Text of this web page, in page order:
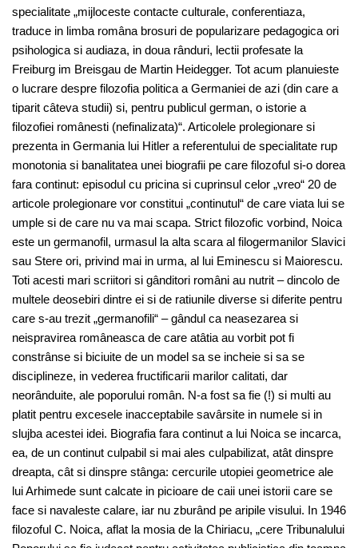
specialitate „mijloceste contacte culturale, conferentiaza,
traduce in limba româna brosuri de popularizare pedagogica ori
psihologica si audiaza, in doua rânduri, lectii profesate la
Freiburg im Breisgau de Martin Heidegger. Tot acum planuieste
o lucrare despre filozofia politica a Germaniei de azi (din care a
tiparit câteva studii) si, pentru publicul german, o istorie a
filozofiei românesti (nefinalizata)“. Articolele prolegionare si
prezenta in Germania lui Hitler a referentului de specialitate rup
monotonia si banalitatea unei biografii pe care filozoful si-o dorea
fara continut: episodul cu pricina si cuprinsul celor „vreo“ 20 de
articole prolegionare vor constitui „continutul“ de care viata lui se
umple si de care nu va mai scapa. Strict filozofic vorbind, Noica
este un germanofil, urmasul la alta scara al filogermanilor Slavici
sau Stere ori, privind mai in urma, al lui Eminescu si Maiorescu.
Toti acesti mari scriitori si gânditori români au nutrit – dincolo de
multele deosebiri dintre ei si de ratiunile diverse si diferite pentru
care s-au trezit „germanofili“ – gândul ca neasezarea si
neispravirea româneasca de care atâtia au vorbit pot fi
constrânse si biciuite de un model sa se incheie si sa se
disciplineze, in vederea fructificarii marilor calitati, dar
neorânduite, ale poporului român. N-a fost sa fie (!) si multi au
platit pentru excesele inacceptabile savârsite in numele si in
slujba acestei idei. Biografia fara continut a lui Noica se incarca,
ea, de un continut culpabil si mai ales culpabilizat, atât dinspre
dreapta, cât si dinspre stânga: cercurile utopiei geometrice ale
lui Arhimede sunt calcate in picioare de caii unei istorii care se
face si navaleste calare, iar nu zburând pe aripile visului. In 1946
filozoful C. Noica, aflat la mosia de la Chiriacu, „cere Tribunalului